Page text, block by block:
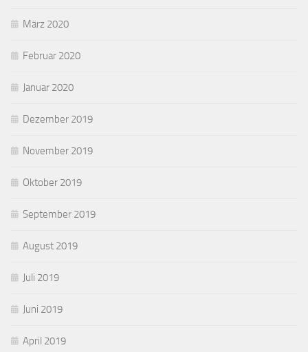
März 2020
Februar 2020
Januar 2020
Dezember 2019
November 2019
Oktober 2019
September 2019
August 2019
Juli 2019
Juni 2019
April 2019